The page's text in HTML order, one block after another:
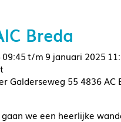
Breda
09:45 9 januari 2025
Galderseweg 55 4836 AC
we een heerlijke